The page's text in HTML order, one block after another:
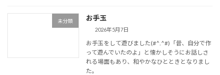
未分類 お手玉
2026年5月7日
お手玉をして遊びました(#^.^#)「昔、自分で作
って遊んでいたのよ」と懐かしそうにお話しさ
れる場面もあり、和やかなひとときとなりまし
た。